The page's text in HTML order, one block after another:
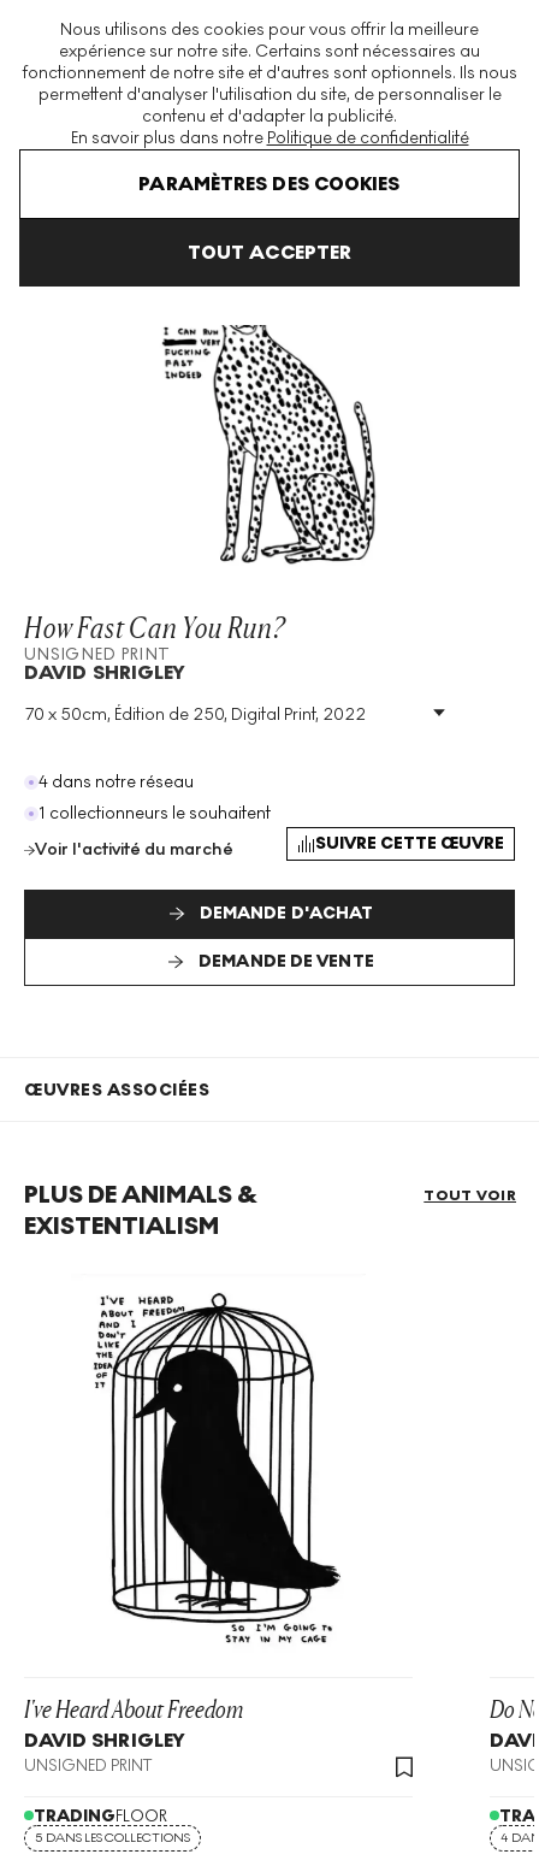
Nous utilisons des cookies pour vous offrir la meilleure
expérience sur notre site. Certains sont nécessaires au
fonctionnement de notre site et d'autres sont optionnels. Ils nous
permettent d'analyser l'utilisation du site, de personnaliser le
contenu et d'adapter la publicité.
En savoir plus dans notre Politique de confidentialité
PARAMÈTRES DES COOKIES
TOUT ACCEPTER
La plus grande plateforme mondiale d'estampes et éditions
modernes et contemporaines
David Shrigley Animals & Existentialism
How Fast Can You Run?
UNSIGNED PRINT
DAVID SHRIGLEY
70 x 50cm, Édition de 250, Digital Print, 2022
Technique: Digital Print
Année: 2022
Taille
:
H 70cm X W 50cm
Format : Unsigned Print
4 dans notre réseau
1 collectionneurs le souhaitent
Voir l'activité du marché
SUIVRE CETTE ŒUVRE
DEMANDE D'ACHAT
DEMANDE DE VENTE
ŒUVRES ASSOCIÉES
PLUS DE ANIMALS &
EXISTENTIALISM
TOUT VOIR
I've Heard About Freedom
DAVID SHRIGLEY
UNSIGNED PRINT
TRADINGFLOOR
5 DANS LES COLLECTIONS
Do
4